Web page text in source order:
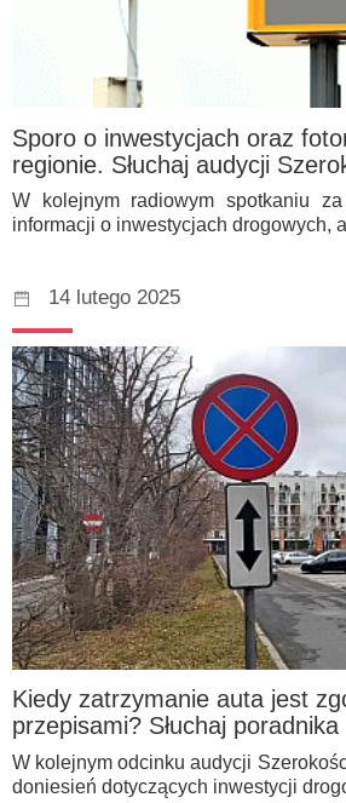
Sporo o inwestycjach oraz
regionie. Słuchaj audycji
W kolejnym radiowym spotkaniu
informacji o inwestycjach drogowych,
14 lutego 2025
Kiedy zatrzymanie auta jest
przepisami? Słuchaj poradnika
W kolejnym odcinku audycji
doniesień dotyczących inwestycji